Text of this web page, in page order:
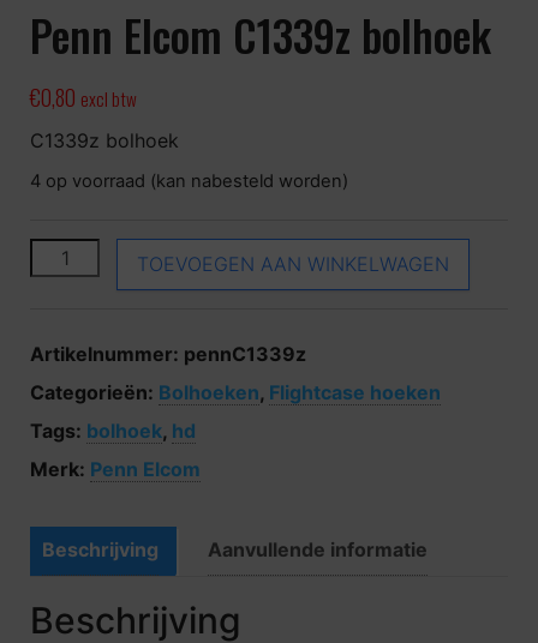
Penn Elcom C1339z bolhoek
€0,80 excl btw
C1339z bolhoek
4 op voorraad (kan nabesteld worden)
Penn Elcom C1339z bolhoek aantal
TOEVOEGEN AAN WINKELWAGEN
Artikelnummer: pennC1339z
Categorieën: Bolhoeken, Flightcase hoeken
Tags: bolhoek, hd
Merk: Penn Elcom
Beschrijving Aanvullende informatie
Beschrijving